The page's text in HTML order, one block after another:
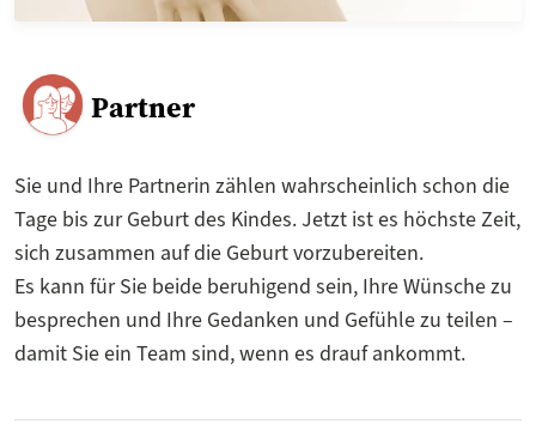
Partner
Sie und Ihre Partnerin zählen wahrscheinlich schon die
Tage bis zur Geburt des Kindes. Jetzt ist es höchste Zeit,
sich zusammen auf die Geburt vorzubereiten.
Es kann für Sie beide beruhigend sein, Ihre Wünsche zu
besprechen und Ihre Gedanken und Gefühle zu teilen –
damit Sie ein Team sind, wenn es drauf ankommt.